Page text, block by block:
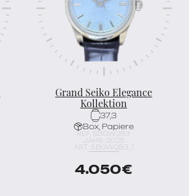
Grand Seiko Elegance
Kollektion
37,3
Box, Papiere
REF. SBGW283
JAHR: 2025
ART. SBGW283_1
4.050€